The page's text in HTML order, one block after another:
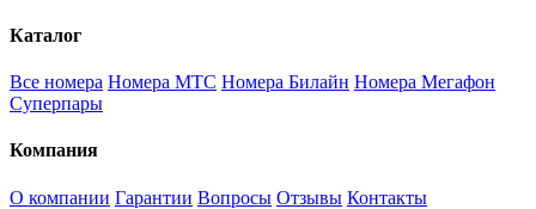
Каталог
Все номера Номера МТС Номера Билайн Номера Мегафон
Суперпары
Компания
О компании Гарантии Вопросы Отзывы Контакты